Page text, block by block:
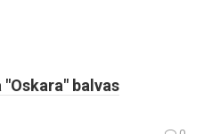
balvas